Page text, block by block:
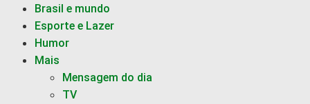
Brasil e mundo
Esporte e Lazer
Humor
Mais
Mensagem do dia
TV